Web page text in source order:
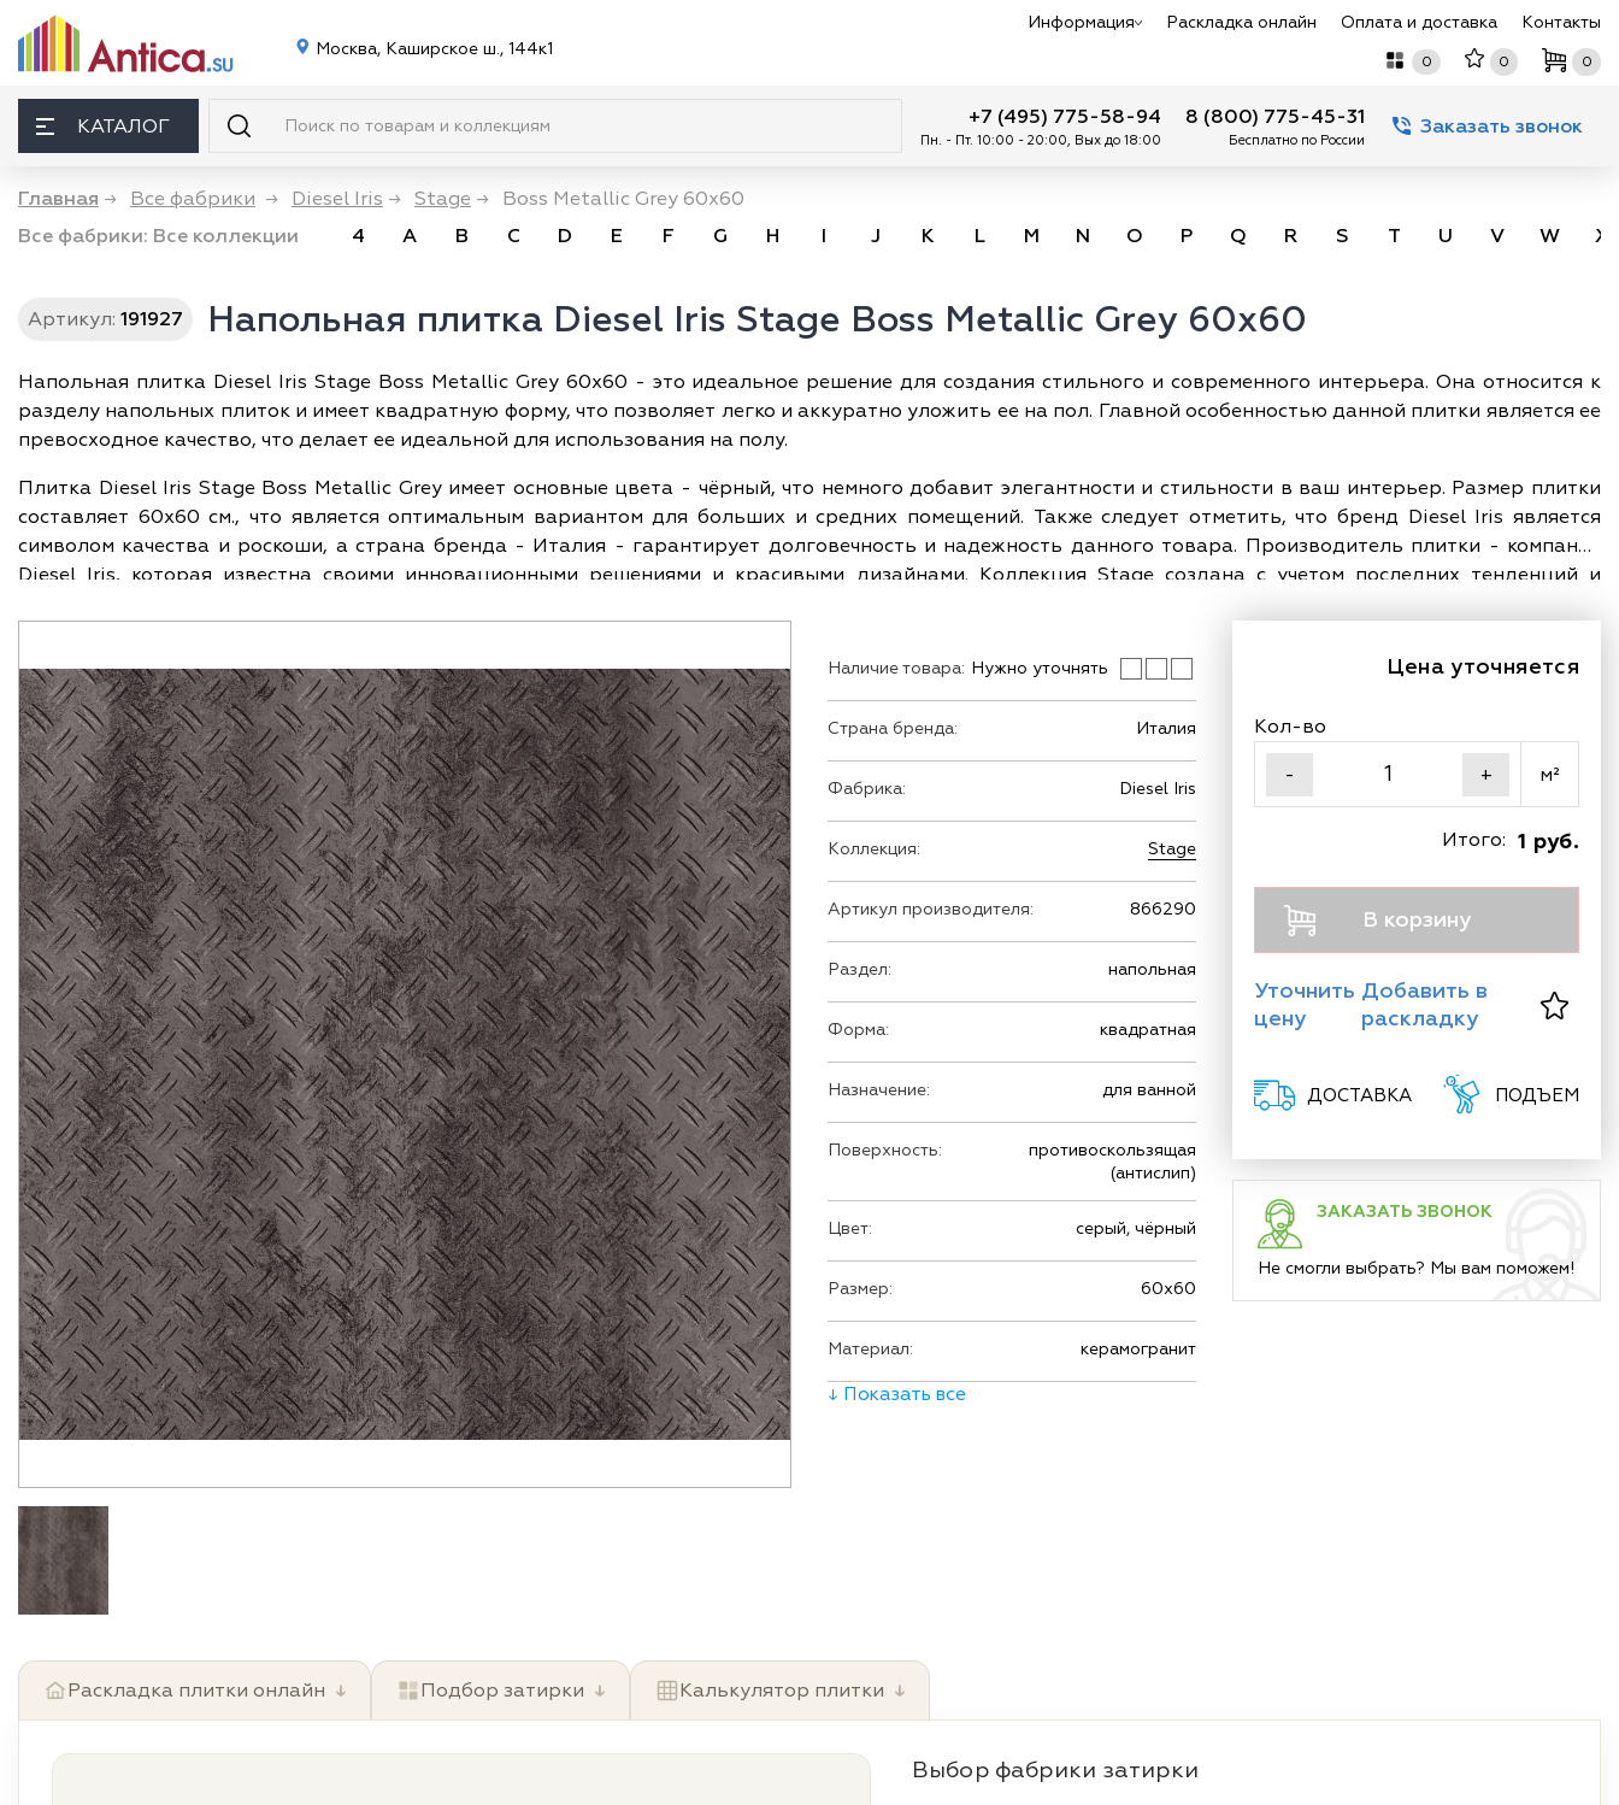
Москва, Каширское ш., 144к1
Информация Раскладка онлайн Оплата и доставка Контакты
0 0 0
КАТАЛОГ +7 (495) 775-58-94
Пн. - Пт. 10:00 - 20:00, Вых до 18:00
8 (800) 775-45-31
Бесплатно по России
Заказать звонок
Главная → Все фабрики → Diesel Iris → Stage →
Boss Metallic Grey 60x60
Все фабрики: Все коллекции 4 A B C D E F G H I J K L M N O P Q R S T U V W X
Артикул: 191927 Напольная плитка Diesel Iris Stage Boss Metallic Grey 60x60
Напольная плитка Diesel Iris Stage Boss Metallic Grey 60x60 - это идеальное решение для создания стильного и современного интерьера. Она относится к
разделу напольных плиток и имеет квадратную форму, что позволяет легко и аккуратно уложить ее на пол. Главной особенностью данной плитки является ее
превосходное качество, что делает ее идеальной для использования на полу.
Плитка Diesel Iris Stage Boss Metallic Grey имеет основные цвета - чёрный, что немного добавит элегантности и стильности в ваш интерьер. Размер плитки
составляет 60х60 см., что является оптимальным вариантом для больших и средних помещений. Также следует отметить, что бренд Diesel Iris является
символом качества и роскоши, а страна бренда - Италия - гарантирует долговечность и надежность данного товара. Производитель плитки - компания
Diesel Iris, которая известна своими инновационными решениями и красивыми дизайнами. Коллекция Stage создана с учетом последних тенденций и
Наличие товара: Нужно уточнять
Страна бренда: Италия
Фабрика: Diesel Iris
Коллекция: Stage
Артикул производителя: 866290
Раздел: напольная
Форма: квадратная
Назначение: для ванной
Поверхность:
противоскользящая
(антислип)
Цвет: серый, чёрный
Размер: 60х60
Материал: керамогранит
↓ Показать все
Цена уточняется
Кол-во
-
+ м²
1 руб.
Итого:
В корзину
Уточнить
цену
Добавить в
раскладку
ДОСТАВКА ПОДЪЕМ
ЗАКАЗАТЬ ЗВОНОК
Не смогли выбрать? Мы вам поможем!
Раскладка плитки онлайн ↓ Подбор затирки ↓ Калькулятор плитки ↓
Выбор фабрики затирки